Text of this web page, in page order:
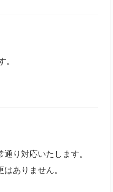
り対応いたします。
ありません。